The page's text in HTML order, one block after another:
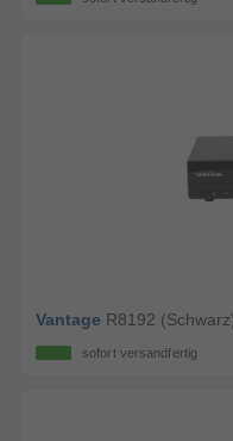
Vantage R8192
sofort versandfertig